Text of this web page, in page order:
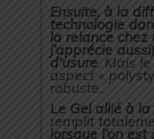
Ensuite, à la
technologie
la relance chez
j’apprécie aussi)
d’usure. Mais le
aspect «
robuste.
Le Gel allié à
remplit
lorsque l’on